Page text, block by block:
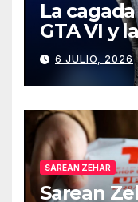
La
GTA VI y
Gaming
6 JULIO, 2026
SAREAN ZEHAR
Sarean